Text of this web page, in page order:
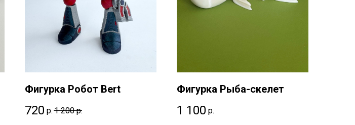
Фигурка Робот Bert
720 р. 1 200 р.
Фигурка Рыба-скелет
1 100 р.